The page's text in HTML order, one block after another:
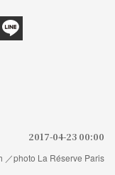
2017-04-23 00:00
／photo La Réserve Paris